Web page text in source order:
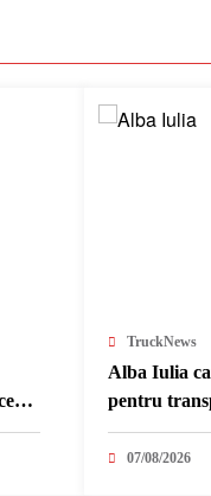
TruckNews
Alba Iulia
pentru
07/08/2026